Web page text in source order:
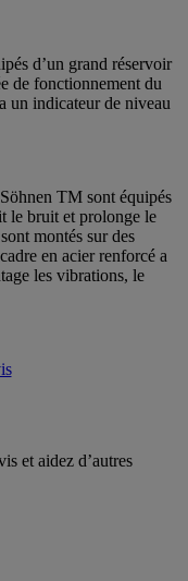
d’un grand réservoir
de fonctionnement du
un indicateur de niveau
TM sont équipés
le bruit et prolonge le
montés sur des
en acier renforcé a
les vibrations, le
et aidez d’autres